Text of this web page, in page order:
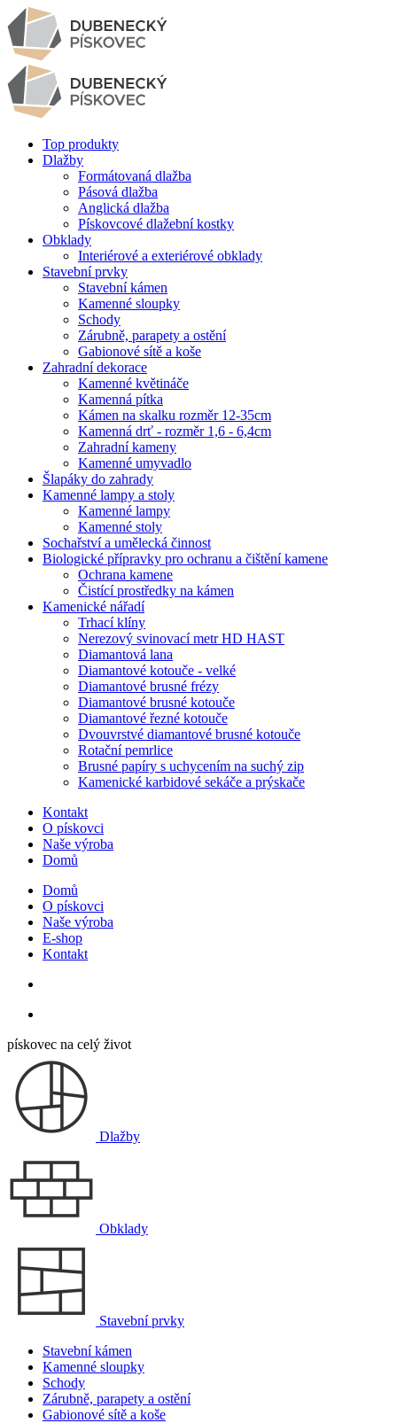
Top produkty
Dlažby
Formátovaná dlažba
Pásová dlažba
Anglická dlažba
Pískovcové dlažební kostky
Obklady
Interiérové a exteriérové obklady
Stavební prvky
Stavební kámen
Kamenné sloupky
Schody
Zárubně, parapety a ostění
Gabionové sítě a koše
Zahradní dekorace
Kamenné květináče
Kamenná pítka
Kámen na skalku rozměr 12-35cm
Kamenná drť - rozměr 1,6 - 6,4cm
Zahradní kameny
Kamenné umyvadlo
Šlapáky do zahrady
Kamenné lampy a stoly
Kamenné lampy
Kamenné stoly
Sochařství a umělecká činnost
Biologické přípravky pro ochranu a čištění kamene
Ochrana kamene
Čistící prostředky na kámen
Kamenické nářadí
Trhací klíny
Nerezový svinovací metr HD HAST
Diamantová lana
Diamantové kotouče - velké
Diamantové brusné frézy
Diamantové brusné kotouče
Diamantové řezné kotouče
Dvouvrstvé diamantové brusné kotouče
Rotační pemrlice
Brusné papíry s uchycením na suchý zip
Kamenické karbidové sekáče a prýskače
Kontakt
O pískovci
Naše výroba
Domů
Domů
O pískovci
Naše výroba
E-shop
Kontakt
pískovec na celý život
Dlažby
Obklady
Stavební prvky
Stavební kámen
Kamenné sloupky
Schody
Zárubně, parapety a ostění
Gabionové sítě a koše